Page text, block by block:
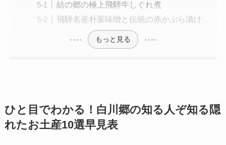
結の郷の極上飛騨牛しぐれ煮
飛騨名産朴葉味噌と伝統の赤かぶら漬け
もっと見る
ひと目でわかる！白川郷の知る人ぞ知る隠
れたお土産10選早見表